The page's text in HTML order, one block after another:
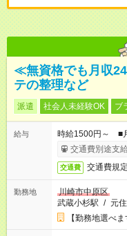
≪無資格でも月収
テの整理など
派遣 社会人未経験OK ブ
給与
時給1500円～ ■
交通費別途支
交通費 交通費規
勤務地
川崎市中原区
武蔵小杉駅 / 元
【勤務地選べ